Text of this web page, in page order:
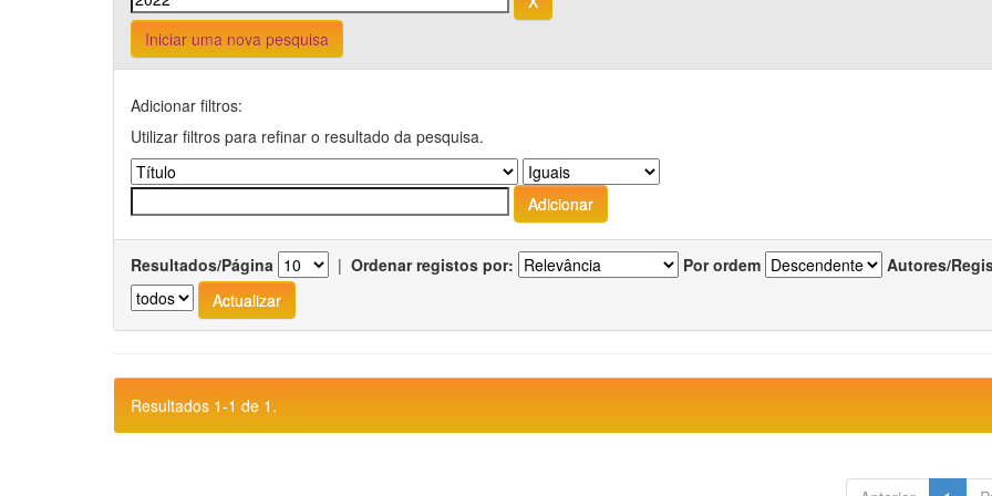
Iniciar uma nova pesquisa
Adicionar filtros:
Utilizar filtros para refinar o resultado da pesquisa.
Resultados/Página | Ordenar registos por: Por ordem Autores/
Resultados 1-1 de 1.